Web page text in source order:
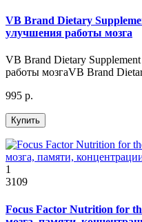
VB Brand Dietary
улучшения работы мозга
VB Brand Dietary
работы мозгаVB Brand
995 р.
Купить
1
3109
Focus Factor Nutrition for